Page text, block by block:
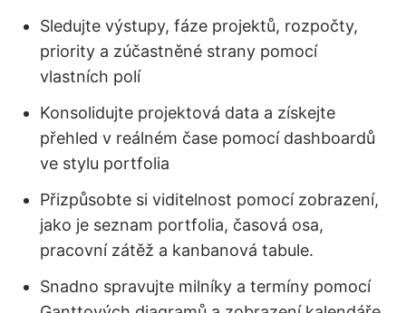
Sledujte výstupy, fáze projektů, rozpočty,
priority a zúčastněné strany pomocí
vlastních polí
Konsolidujte projektová data a získejte
přehled v reálném čase pomocí dashboardů
ve stylu portfolia
Přizpůsobte si viditelnost pomocí zobrazení,
jako je seznam portfolia, časová osa,
pracovní zátěž a kanbanová tabule.
Snadno spravujte milníky a termíny pomocí